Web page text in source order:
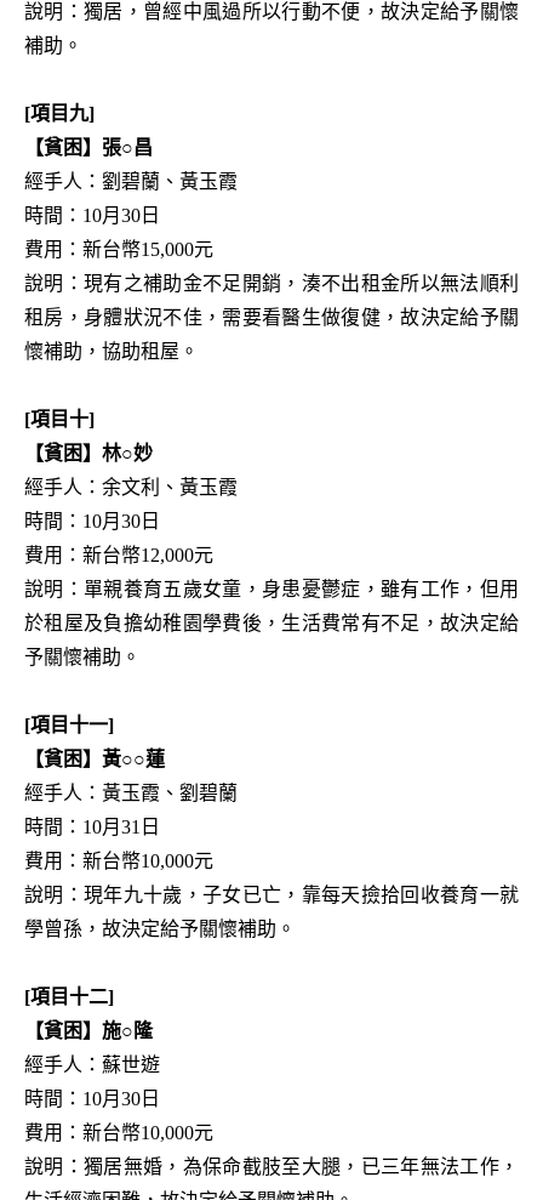
說明：獨居，曾經中風過所以行動不便，故決定給予關懷
補助。
[項目九]
【貧困】張○昌
經手人：劉碧蘭、黃玉霞
時間：10月30日
費用：新台幣15,000元
說明：現有之補助金不足開銷，湊不出租金所以無法順利
租房，身體狀況不佳，需要看醫生做復健，故決定給予關
懷補助，協助租屋。
[項目十]
【貧困】林○妙
經手人：余文利、黃玉霞
時間：10月30日
費用：新台幣12,000元
說明：單親養育五歲女童，身患憂鬱症，雖有工作，但用
於租屋及負擔幼稚園學費後，生活費常有不足，故決定給
予關懷補助。
[項目十一]
【貧困】黃○○蓮
經手人：黃玉霞、劉碧蘭
時間：10月31日
費用：新台幣10,000元
說明：現年九十歲，子女已亡，靠每天撿拾回收養育一就
學曾孫，故決定給予關懷補助。
[項目十二]
【貧困】施○隆
經手人：蘇世遊
時間：10月30日
費用：新台幣10,000元
說明：獨居無婚，為保命截肢至大腿，已三年無法工作，